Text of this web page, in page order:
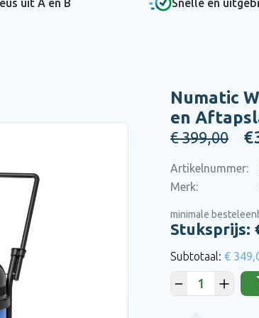
uit A en B Snelle en
Numatic
en
€ 399,00
Artikelnummer:
Merk:
minimale
Stuksprijs:
€